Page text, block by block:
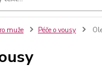
muže Péče o vousy